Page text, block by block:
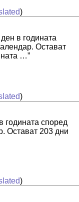
)
в годината
Остават
…”
)
годината според
Остават 203 дни
)